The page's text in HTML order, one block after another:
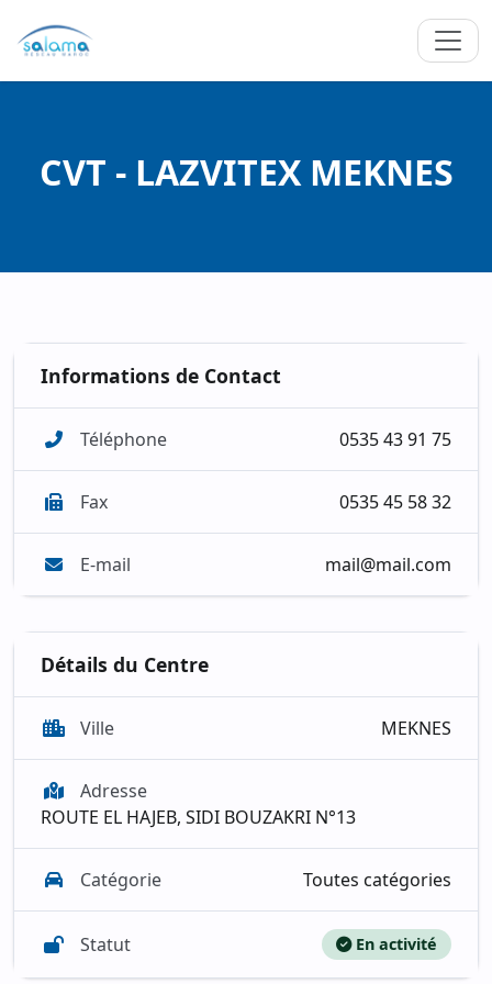
CVT - LAZVITEX MEKNES
Informations de Contact
Téléphone 0535 43 91 75
Fax 0535 45 58 32
E-mail mail@mail.com
Détails du Centre
Ville MEKNES
Adresse
ROUTE EL HAJEB, SIDI BOUZAKRI N°13
Catégorie Toutes catégories
Statut En activité